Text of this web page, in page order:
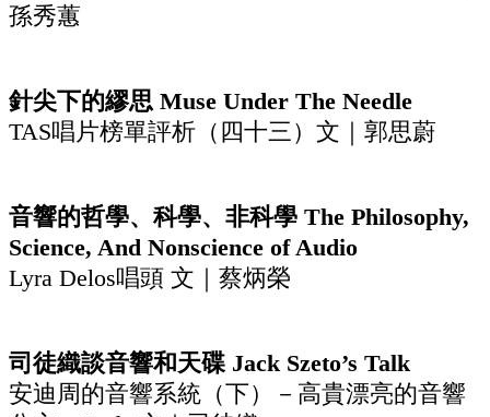
孫秀蕙
針尖下的繆思 Muse Under The Needle
TAS唱片榜單評析（四十三）文｜郭思蔚
音響的哲學、科學、非科學 The Philosophy,
Science, And Nonscience of Audio
Lyra Delos唱頭 文｜蔡炳榮
司徒織談音響和天碟 Jack Szeto’s Talk
安迪周的音響系統（下）－高貴漂亮的音響